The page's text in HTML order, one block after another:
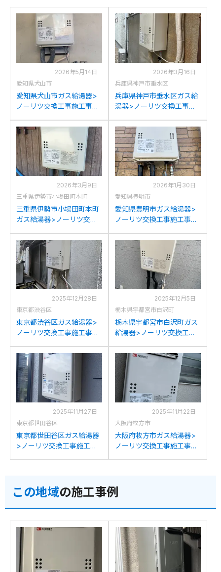
2026年5月14日
愛知県犬山市
愛知県犬山市ガス給湯器>
ノーリツ交換工事施工事
からノーリツGQ-2039WS-
1への交換
2026年3月16日
兵庫県神戸市垂水区
兵庫県神戸市垂水区ガス給
湯器>ノーリツ交換工事施
2012WEからノーリツGQ-
2039WS-1への交換
2026年3月9日
三重県伊勢市小場田町本町
三重県伊勢市小場田町本町
ガス給湯器>ノーリツ交換
20SXLからノーリツGQ-
2039WS-1への交換
2026年1月30日
愛知県豊明市
愛知県豊明市ガス給湯器>
ノーリツ交換工事施工事
ーリツGQ-2039WS-1への
交換
2025年12月28日
東京都渋谷区
東京都渋谷区ガス給湯器>
ノーリツ交換工事施工事
からノーリツGQ-2039WS-
1への交換
2025年12月5日
栃木県宇都宮市白沢町
栃木県宇都宮市白沢町ガス
給湯器>ノーリツ交換工事
2000W-1からノーリツGQ-
2039WS-1への交換
2025年11月27日
東京都世田谷区
東京都世田谷区ガス給湯器
>ノーリツ交換工事施工事
2025年11月22日
大阪府枚方市
大阪府枚方市ガス給湯器>
ノーリツ交換工事施工事
この地域の施工事例